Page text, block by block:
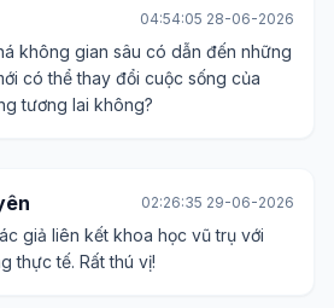
04:54:05 28-06-2026
không gian sâu có dẫn đến những
có thể thay đổi cuộc sống của
tương lai không?
02:26:35 29-06-2026
giả liên kết khoa học vũ trụ với
thực tế. Rất thú vị!